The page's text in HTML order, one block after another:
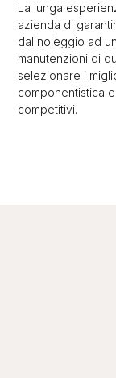
La lunga
azienda di
dal noleggio ad
manutenzioni di
selezionare i
componentistica
competitivi.